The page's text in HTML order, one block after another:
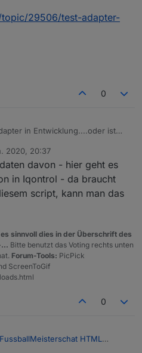
29506/test-adapter-
0
in Entwicklung....oder ist
topic/29506/test-adapter-
2020, 20:37
davon - hier geht es
in Iqontrol - da braucht
script, kann man das
sinnvoll dies in der Überschrift des
Bitte benutzt das Voting rechts unten
Forum-Tools: PicPick
ScreenToGif
0
FussballMeisterschat HTML